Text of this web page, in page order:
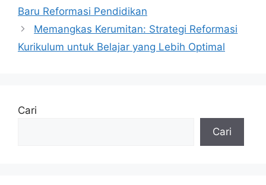
Baru Reformasi Pendidikan
Memangkas Kerumitan: Strategi Reformasi
Kurikulum untuk Belajar yang Lebih Optimal
Cari
Cari